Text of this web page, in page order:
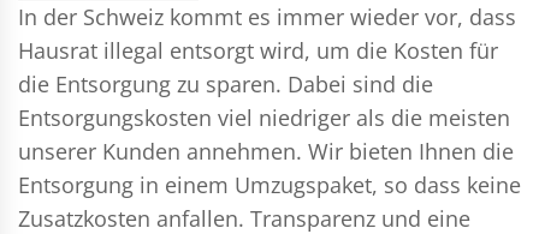
In der Schweiz kommt es immer wieder vor, dass
Hausrat illegal entsorgt wird, um die Kosten für
die Entsorgung zu sparen. Dabei sind die
Entsorgungskosten viel niedriger als die meisten
unserer Kunden annehmen. Wir bieten Ihnen die
Entsorgung in einem Umzugspaket, so dass keine
Zusatzkosten anfallen. Transparenz und eine